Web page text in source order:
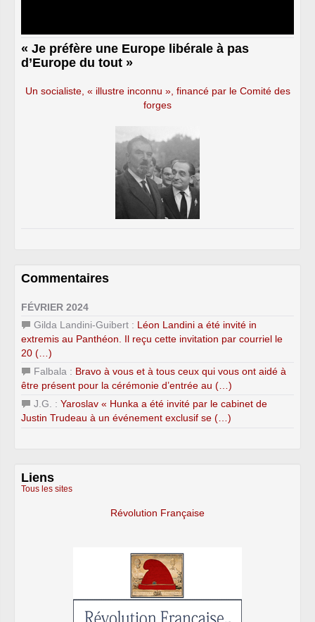
« Je préfère une Europe libérale à pas
d’Europe du tout »
Un socialiste, « illustre inconnu », financé par le Comité des
forges
Commentaires
FÉVRIER 2024
Gilda Landini-Guibert : Léon Landini a été invité in
extremis au Panthéon. Il reçu cette invitation par courriel le
20 (…)
Falbala : Bravo à vous et à tous ceux qui vous ont aidé à
être présent pour la cérémonie d’entrée au (…)
J.G. : Yaroslav « Hunka a été invité par le cabinet de
Justin Trudeau à un événement exclusif se (…)
Liens
Tous les sites
Révolution Française